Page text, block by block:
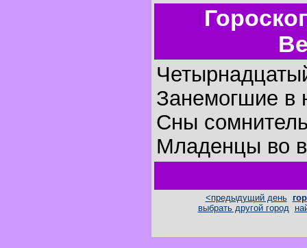
Занемогшие в
Сны
Младенцы во
<предыдущий день
выбрать другой город